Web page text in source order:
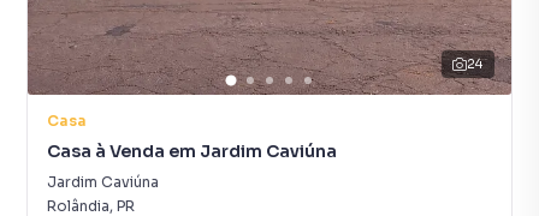
24
Casa
Casa à Venda em Jardim Caviúna
Jardim Caviúna
Rolândia, PR